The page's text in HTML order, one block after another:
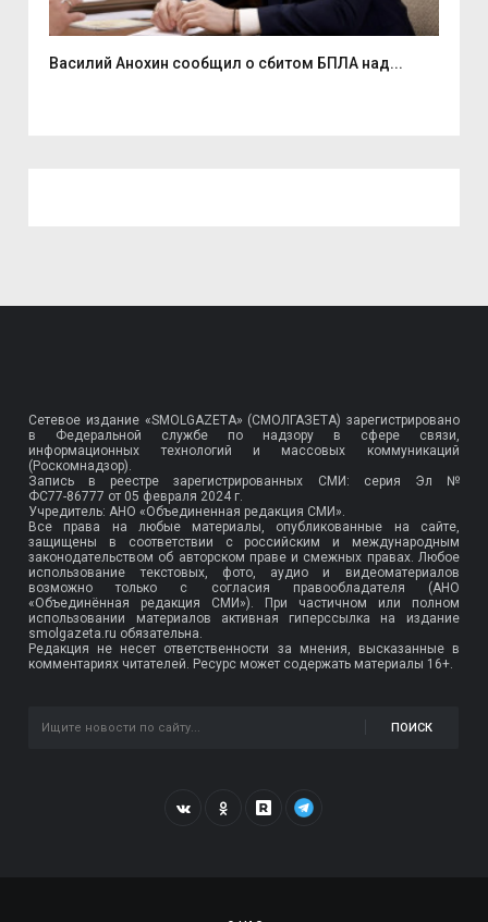
Василий Анохин сообщил о сбитом БПЛА над...
Сетевое издание «SMOLGAZETA» (СМОЛГАЗЕТА) зарегистрировано
в Федеральной службе по надзору в сфере связи,
информационных технологий и массовых коммуникаций
(Роскомнадзор).
Запись в реестре зарегистрированных СМИ: серия Эл №
ФС77-86777 от 05 февраля 2024 г.
Учредитель: АНО «Объединенная редакция СМИ».
Все права на любые материалы, опубликованные на сайте,
защищены в соответствии с российским и международным
законодательством об авторском праве и смежных правах. Любое
использование текстовых, фото, аудио и видеоматериалов
возможно только с согласия правообладателя (АНО
«Объединённая редакция СМИ»). При частичном или полном
использовании материалов активная гиперссылка на издание
smolgazeta.ru обязательна.
Редакция не несет ответственности за мнения, высказанные в
комментариях читателей. Ресурс может содержать материалы 16+.
ПОИСК